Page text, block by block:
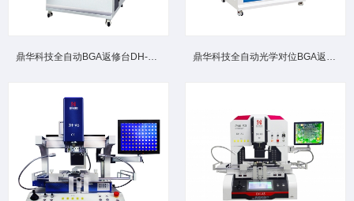
鼎华科技全自动BGA返修台DH-A8高端大型机型柜式全自动光学... 鼎华科技全自动光学对位BGA返修台DH-A7 工业级高效精准芯片...